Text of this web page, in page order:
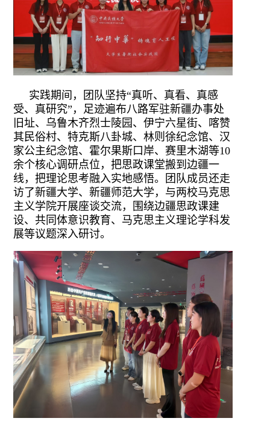
实践期间，团队坚持“真听、真看、真感
受、真研究”，足迹遍布八路军驻新疆办事处
旧址、乌鲁木齐烈士陵园 、伊宁六星街、喀赞
其民俗村、特克斯八卦城、林则徐纪念馆、汉
家公主纪念馆、 霍尔果斯口岸、赛里木湖等10
余个核心调研点位，把思政课堂搬到边疆一
线，把理论思考融入实地感悟。团队成员还走
访 了新疆大学、新疆师范大学，与两校马克思
主义学院开展座谈交流，围绕边疆思政课建
设、共同体意识教育、马克思主义理论学科发
展等议题深入研讨。